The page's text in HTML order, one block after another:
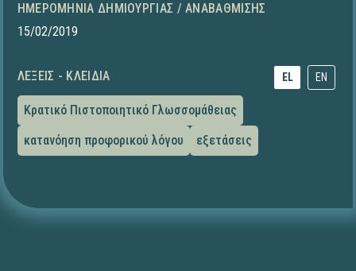
ΗΜΕΡΟΜΗΝΊΑ ΔΗΜΙΟΥΡΓΊΑΣ / ΑΝΑΒΆΘΜΙΣΗΣ
15/02/2019
ΛΈΞΕΙΣ - ΚΛΕΙΔΙΆ EL EN
Κρατικό Πιστοποιητικό Γλωσσομάθειας
κατανόηση προφορικού λόγου
εξετάσεις